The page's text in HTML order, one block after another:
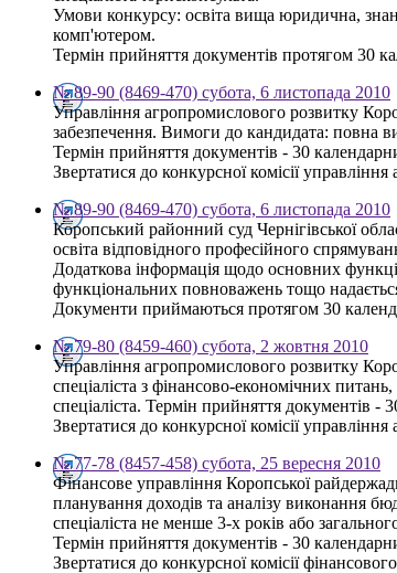
Умови конкурсу: освіта вища юридична,
комп'ютером.
Термін прийняття документів протягом 30
№ 89-90 (8469-470) субота, 6 листопада 2010
Управління агропромислового розвитку
забезпечення. Вимоги до кандидата: повна
Термін прийняття документів - 30
Звертатися до конкурсної комісії
№ 89-90 (8469-470) субота, 6 листопада 2010
Коропський районний суд Чернігівської
освіта відповідного професійного
Додаткова інформація щодо основних
функціональних повноважень тощо
Документи приймаються протягом 30
№ 79-80 (8459-460) субота, 2 жовтня 2010
Управління агропромислового розвитку
спеціаліста з фінансово-економічних
спеціаліста. Термін прийняття документів
Звертатися до конкурсної комісії
№ 77-78 (8457-458) субота, 25 вересня 2010
Фінансове управління Коропської
планування доходів та аналізу виконання
спеціаліста не менше 3-х років або
Термін прийняття документів - 30
Звертатися до конкурсної комісії